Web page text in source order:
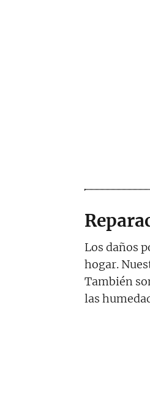
Los daños
hogar.
También
las